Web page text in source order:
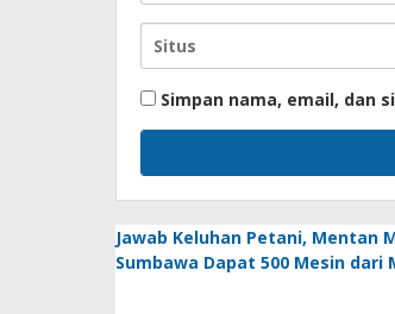
Simpan nama, email, dan
Jawab Keluhan Petani, Mentan
Sumbawa Dapat 500 Mesin